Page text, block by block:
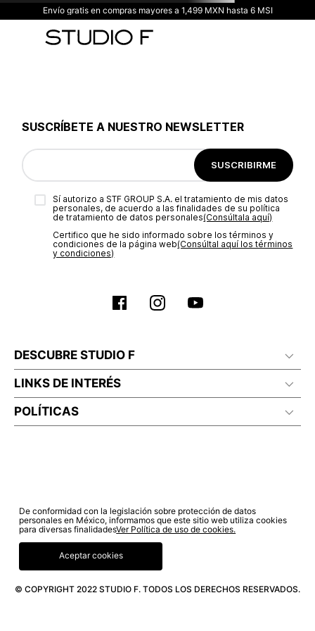
Envío gratis en compras mayores a 1,499 MXN hasta 6 MSI
SUSCRÍBETE A NUESTRO NEWSLETTER
SUSCRIBIRME
Sí autorizo a STF GROUP S.A. el tratamiento de mis datos
personales, de acuerdo a las finalidades de su política
de tratamiento de datos personales‎(Consúltala aquí)
Certifico que he sido informado sobre los términos y
condiciones de la página web‎(Consúltal aquí los términos
y condiciones)
DESCUBRE STUDIO F
LINKS DE INTERÉS
POLÍTICAS
© COPYRIGHT 2022 STUDIO F. TODOS LOS DERECHOS RESERVADOS.
De conformidad con la legislación sobre protección de datos
personales en México, informamos que este sitio web utiliza cookies
para diversas finalidadesVer Política de uso de cookies.
Aceptar cookies